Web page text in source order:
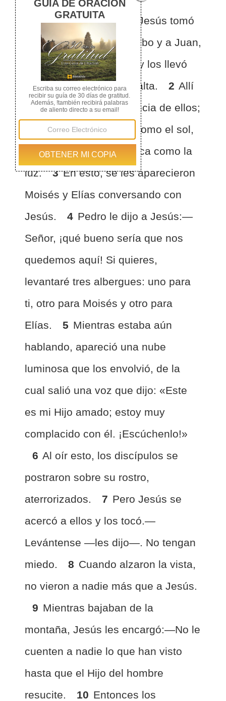
Seis días después, Jesús tomó
consigo a Pedro, a Jacobo y a Juan,
el hermano de Jacobo, y los llevó
aparte, a una montaña alta.
2 Allí
se transfiguró en presencia de ellos;
su rostro resplandeció como el sol,
y su ropa se volvió blanca como la
luz.
3 En esto, se les aparecieron
Moisés y Elías conversando con
Jesús.
4 Pedro le dijo a Jesús:—
Señor, ¡qué bueno sería que nos
quedemos aquí! Si quieres,
levantaré tres albergues: uno para
ti, otro para Moisés y otro para
Elías.
5 Mientras estaba aún
hablando, apareció una nube
luminosa que los envolvió, de la
cual salió una voz que dijo: «Este
es mi Hijo amado; estoy muy
complacido con él. ¡Escúchenlo!»
6 Al oír esto, los discípulos se
postraron sobre su rostro,
aterrorizados.
7 Pero Jesús se
acercó a ellos y los tocó.—
Levántense —les dijo—. No tengan
miedo.
8 Cuando alzaron la vista,
no vieron a nadie más que a Jesús.
9 Mientras bajaban de la
montaña, Jesús les encargó:—No le
cuenten a nadie lo que han visto
hasta que el Hijo del hombre
resucite.
10 Entonces los